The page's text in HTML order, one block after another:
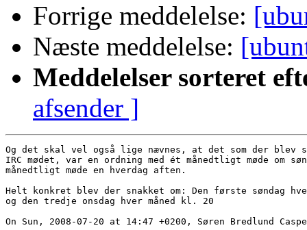
Forrige meddelelse:
Næste meddelelse:
Meddelelser sorteret
afsender ]
Og det skal vel også lige nævnes, at det som der blev
IRC mødet, var en ordning med ét månedtligt møde om
månedtligt møde en hverdag aften.
Helt konkret blev der snakket om: Den første søndag
og den tredje onsdag hver måned kl. 20
On Sun, 2008-07-20 at 14:47 +0200, Søren Bredlund